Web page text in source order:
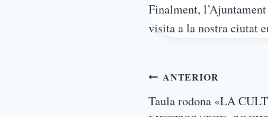
Finalment,
visita a la nostra ciutat
ANTERIOR
Taula rodona «LA